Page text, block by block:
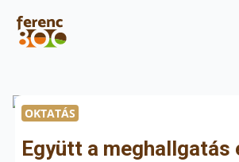
OKTATÁS
Együtt a meghallgatás